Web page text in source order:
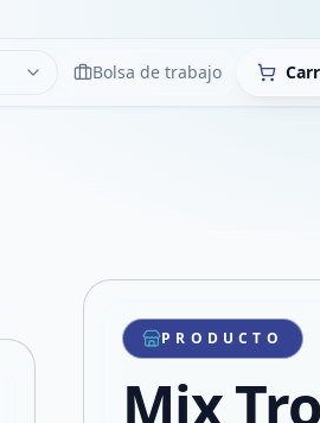
LimpiarBolsa de trabajo
Compartir producto
Compartir por WhatsApp
Compartir por mail
Compartir en Facebook
PRODUCTO
Mix